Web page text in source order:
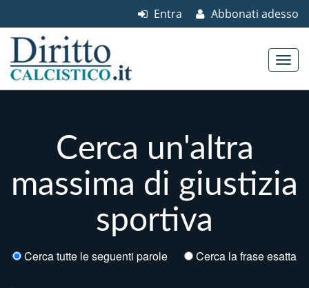
Abbonati adesso
Entra
Cerca un'altra
massima di giustizia
sportiva
Cerca tutte le seguenti parole Cerca la frase esatta